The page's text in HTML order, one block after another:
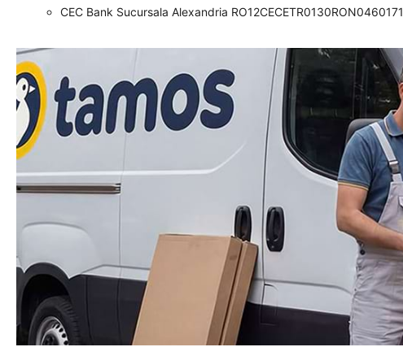
CEC Bank Sucursala Alexandria RO12CECETR0130RON0460171